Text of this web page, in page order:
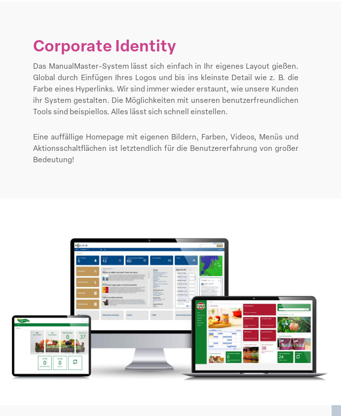
Corporate Identity
Das ManualMaster-System lässt sich einfach in Ihr eigenes Layout gießen.
Global durch Einfügen Ihres Logos und bis ins kleinste Detail wie z. B. die
Farbe eines Hyperlinks. Wir sind immer wieder erstaunt, wie unsere Kunden
ihr System gestalten. Die Möglichkeiten mit unseren benutzerfreundlichen
Tools sind beispiellos. Alles lässt sich schnell einstellen.
Eine auffällige Homepage mit eigenen Bildern, Farben, Videos, Menüs und
Aktionsschaltflächen ist letztendlich für die Benutzererfahrung von großer
Bedeutung!